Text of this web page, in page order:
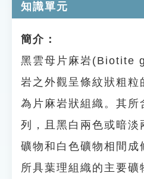
遊戲專區
教學應用
貓頭鷹博士
知識單元
簡介：
黑雲母片麻岩(Biotite
岩之外觀呈條紋狀粗粒
為片麻岩狀組織。其所
列，且黑白兩色或暗淡
礦物和白色礦物相間成
所具葉理組織的主要礦